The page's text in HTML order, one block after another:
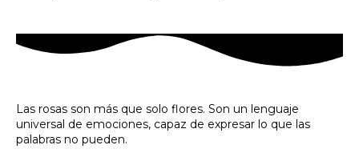
Las rosas son más que solo flores. Son un lenguaje
universal de emociones, capaz de expresar lo que las
palabras no pueden.